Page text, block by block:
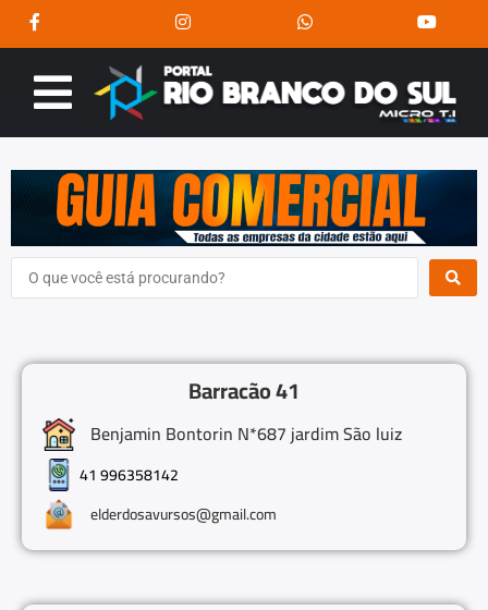
Barracão 41
Benjamin Bontorin N*687 jardim São luiz
41 996358142
elderdosavursos@gmail.com